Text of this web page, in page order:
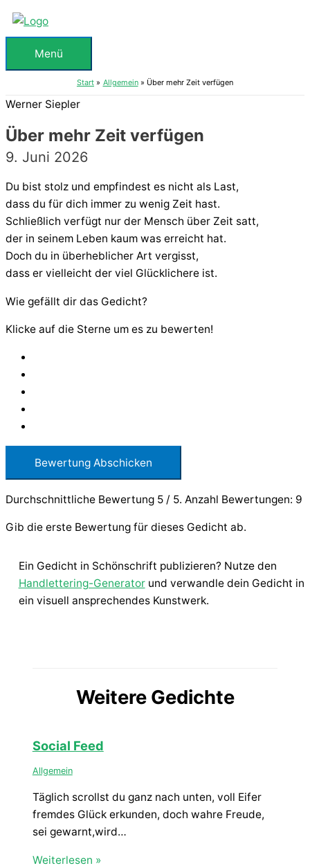
Zum
Inhalt
springenMenü
Menü
Start Allgemein Über mehr Zeit verfügen
Werner Siepler
Über mehr Zeit verfügen
9. Juni 2026
Du bist stolz und empfindest es nicht als Last,
dass du für dich immer zu wenig Zeit hast.
Schließlich verfügt nur der Mensch über Zeit satt,
der in seinem Leben kaum was erreicht hat.
Doch du in überheblicher Art vergisst,
dass er vielleicht der viel Glücklichere ist.
Wie gefällt dir das Gedicht?
Klicke auf die Sterne um es zu bewerten!
Bewertung Abschicken
Durchschnittliche Bewertung 5 / 5. Anzahl Bewertungen: 9
Gib die erste Bewertung für dieses Gedicht ab.
Ein Gedicht in Schönschrift publizieren? Nutze den
Handlettering-Generatorund verwandle dein Gedicht in
ein visuell ansprechendes Kunstwerk.
Weitere Gedichte
Social Feed
Allgemein
Täglich scrollst du ganz nach unten, voll Eifer
fremdes Glück erkunden, doch wahre Freude,
sei gewarnt,wird…
Weiterlesen »